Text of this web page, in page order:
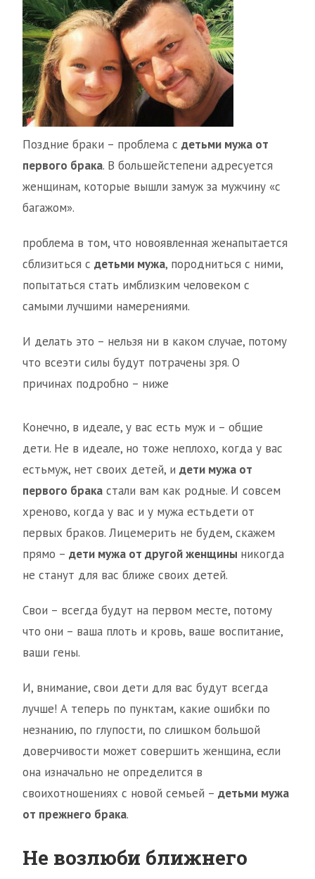
Поздние браки – проблема с детьми мужа от
первого брака. В большейстепени адресуется
женщинам, которые вышли замуж за мужчину «с
багажом».
проблема в том, что новоявленная женапытается
сблизиться с детьми мужа, породниться с ними,
попытаться стать имблизким человеком с
самыми лучшими намерениями.
И делать это – нельзя ни в каком случае, потому
что всеэти силы будут потрачены зря. О
причинах подробно – ниже
Конечно, в идеале, у вас есть муж и – общие
дети. Не в идеале, но тоже неплохо, когда у вас
естьмуж, нет своих детей, и дети мужа от
первого брака стали вам как родные. И совсем
хреново, когда у вас и у мужа естьдети от
первых браков. Лицемерить не будем, скажем
прямо – дети мужа от другой женщины никогда
не станут для вас ближе своих детей.
Свои – всегда будут на первом месте, потому
что они – ваша плоть и кровь, ваше воспитание,
ваши гены.
И, внимание, свои дети для вас будут всегда
лучше! А теперь по пунктам, какие ошибки по
незнанию, по глупости, по слишком большой
доверчивости может совершить женщина, если
она изначально не определится в
своихотношениях с новой семьей – детьми мужа
от прежнего брака.
Не возлюби ближнего